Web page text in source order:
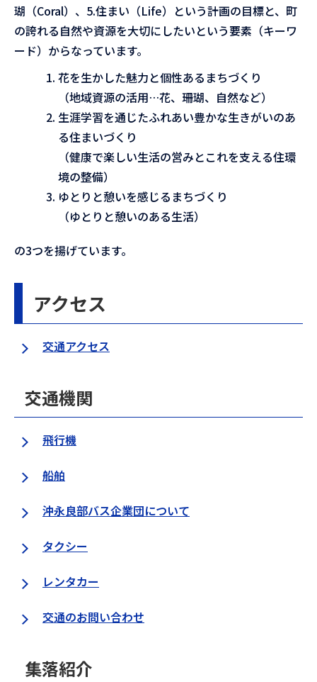
瑚（Coral）、5.住まい（Life）という計画の目標と、町
の誇れる自然や資源を大切にしたいという要素（キーワ
ード）からなっています。
花を生かした魅力と個性あるまちづくり
（地域資源の活用…花、珊瑚、自然など）
生涯学習を通じたふれあい豊かな生きがいのあ
る住まいづくり
（健康で楽しい生活の営みとこれを支える住環
境の整備）
ゆとりと憩いを感じるまちづくり
（ゆとりと憩いのある生活）
の3つを揚げています。
アクセス
交通アクセス
交通機関
飛行機
船舶
沖永良部バス企業団について
タクシー
レンタカー
交通のお問い合わせ
集落紹介